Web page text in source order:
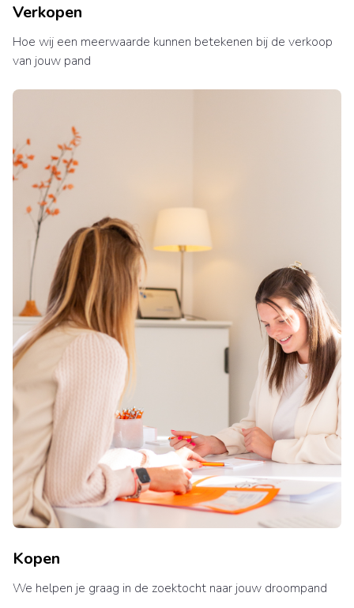
Verkopen
Hoe wij een meerwaarde kunnen betekenen bij de verkoop
van jouw pand
Kopen
We helpen je graag in de zoektocht naar jouw droompand